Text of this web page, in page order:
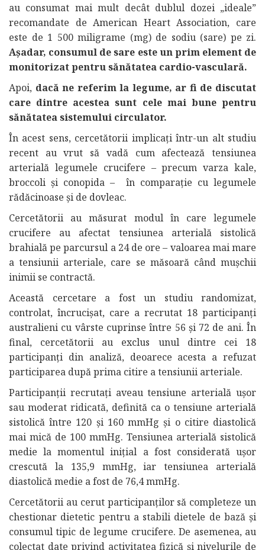
au consumat mai mult decât dublul dozei „ideale”
recomandate de American Heart Association, care
este de 1 500 miligrame (mg) de sodiu (sare) pe zi.
Așadar, consumul de sare este un prim element de
monitorizat pentru sănătatea cardio-vasculară.
Apoi, dacă ne referim la legume, ar fi de discutat
care dintre acestea sunt cele mai bune pentru
sănătatea sistemului circulator.
În acest sens, cercetătorii implicați într-un alt studiu
recent au vrut să vadă cum afectează tensiunea
arterială legumele crucifere – precum varza kale,
broccoli și conopida – în comparație cu legumele
rădăcinoase și de dovleac.
Cercetătorii au măsurat modul în care legumele
crucifere au afectat tensiunea arterială sistolică
brahială pe parcursul a 24 de ore – valoarea mai mare
a tensiunii arteriale, care se măsoară când mușchii
inimii se contractă.
Această cercetare a fost un studiu randomizat,
controlat, încrucișat, care a recrutat 18 participanți
australieni cu vârste cuprinse între 56 și 72 de ani. În
final, cercetătorii au exclus unul dintre cei 18
participanți din analiză, deoarece acesta a refuzat
participarea după prima citire a tensiunii arteriale.
Participanții recrutați aveau tensiune arterială ușor
sau moderat ridicată, definită ca o tensiune arterială
sistolică între 120 și 160 mmHg și o citire diastolică
mai mică de 100 mmHg. Tensiunea arterială sistolică
medie la momentul inițial a fost considerată ușor
crescută la 135,9 mmHg, iar tensiunea arterială
diastolică medie a fost de 76,4 mmHg.
Cercetătorii au cerut participanților să completeze un
chestionar dietetic pentru a stabili dietele de bază și
consumul tipic de legume crucifere. De asemenea, au
colectat date privind activitatea fizică și nivelurile de